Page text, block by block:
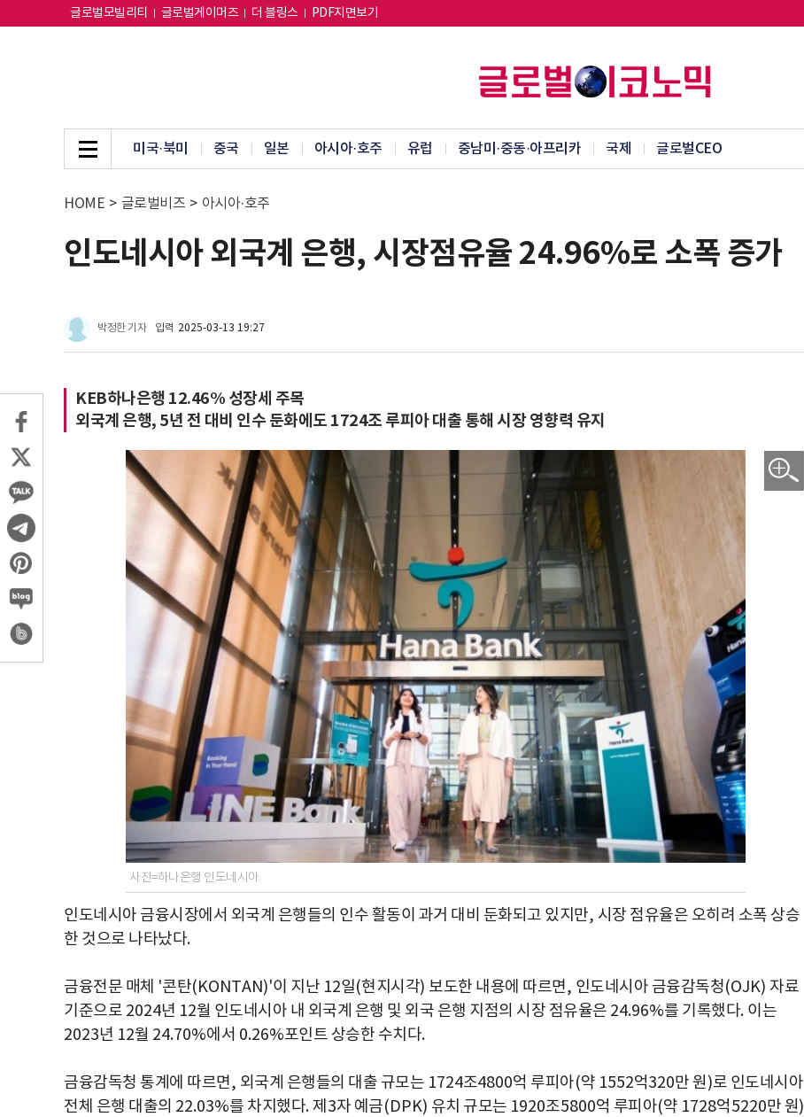
글로벌모빌리티 글로벌게이머즈 더 블링스 PDF지면보기
미국·북미 중국 일본 아시아·호주 유럽 중남미·중동·아프리카 국제 글로벌CEO
HOME > 글로벌비즈 > 아시아·호주
인도네시아 외국계 은행, 시장점유율 24.96%로 소폭 증가
박정한 기자 입력 2025-03-13 19:27
KEB하나은행 12.46% 성장세 주목
외국계 은행, 5년 전 대비 인수 둔화에도 1724조 루피아 대출 통해 시장 영향력 유지
사진=하나은행 인도네시아
인도네시아 금융시장에서 외국계 은행들의 인수 활동이 과거 대비 둔화되고 있지만, 시장 점유율은 오히려 소폭 상승
한 것으로 나타났다.
금융전문 매체 '콘탄(KONTAN)'이 지난 12일(현지시각) 보도한 내용에 따르면, 인도네시아 금융감독청(OJK) 자료
기준으로 2024년 12월 인도네시아 내 외국계 은행 및 외국 은행 지점의 시장 점유율은 24.96%를 기록했다. 이는
2023년 12월 24.70%에서 0.26%포인트 상승한 수치다.
금융감독청 통계에 따르면, 외국계 은행들의 대출 규모는 1724조4800억 루피아(약 1552억320만 원)로 인도네시아
전체 은행 대출의 22.03%를 차지했다.제 3자 예금(DPK) 유치 규모는 1920조5800억 루피아(약 1728억5220만 원)